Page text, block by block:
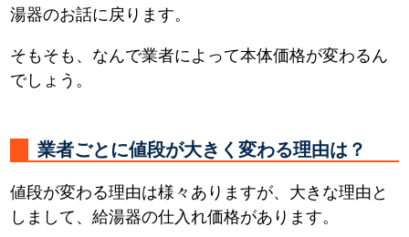
湯器のお話に戻ります。
そもそも、なんで業者によって本体価格が変わるん
でしょう。
業者ごとに値段が大きく変わる理由は？
値段が変わる理由は様々ありますが、大きな理由と
しまして、給湯器の仕入れ価格があります。